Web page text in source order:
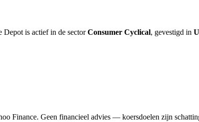
Depot is actief in de sectorConsumer Cyclical, gevestigd in
Finance. Geen financieel advies — koersdoelen zijn